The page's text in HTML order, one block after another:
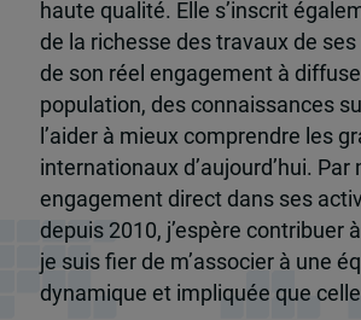
haute qualité. Elle s’inscrit
de la richesse des travaux de
de son réel engagement à
population, des connaissances
l’aider à mieux comprendre les
internationaux d’aujourd’hui. Par
engagement direct dans ses
depuis 2010, j’espère contribuer
je suis fier de m’associer à une
dynamique et impliquée que